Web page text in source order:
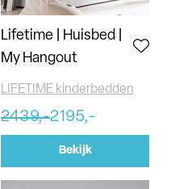
Lifetime | Huisbed |
My Hangout
LIFETIME kinderbedden
2439,-2195,-
Bekijk